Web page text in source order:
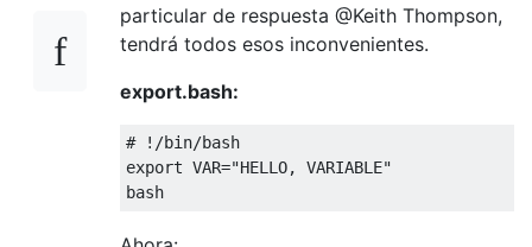
particular de respuesta @Keith Thompson,
tendrá todos esos inconvenientes.
export.bash:
# !/bin/bash
export VAR="HELLO, VARIABLE"
bash